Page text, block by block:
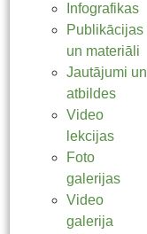
Infografikas
Publikācijas
un materiāli
Jautājumi un
atbildes
Video
lekcijas
Foto
galerijas
Video
galerija